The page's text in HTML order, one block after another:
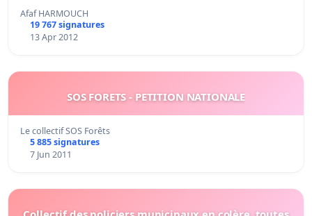
Afaf HARMOUCH
19 767 signatures
13 Apr 2012
SOS FORETS - PETITION NATIONALE
Le collectif SOS Forêts
5 885 signatures
7 Jun 2011